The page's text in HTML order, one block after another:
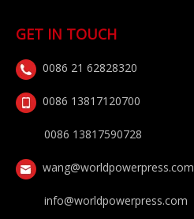
GET IN TOUCH
0086 21 62828320
0086 13817120700
0086 13817590728
wang@worldpowerpress.com
info@worldpowerpress.com